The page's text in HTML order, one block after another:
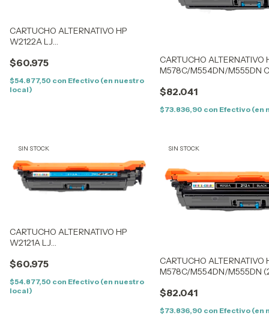
CARTUCHO ALTERNATIVO HP
W2122A LJ
(212AY) (5,5K) SIN CHIP
$60.975
$54.877,50 con Efectivo (en nuestro
local)
CARTUCHO ALTERNATIVO
M578C/M554DN/M555DN
$82.041
$73.836,90 con Efectivo (en
SIN STOCK
CARTUCHO ALTERNATIVO HP
W2121A LJ
(212AC) (5,5K) SIN CHIP
$60.975
$54.877,50 con Efectivo (en nuestro
local)
SIN STOCK
CARTUCHO ALTERNATIVO
M578C/M554DN/M555DN
$82.041
$73.836,90 con Efectivo (en